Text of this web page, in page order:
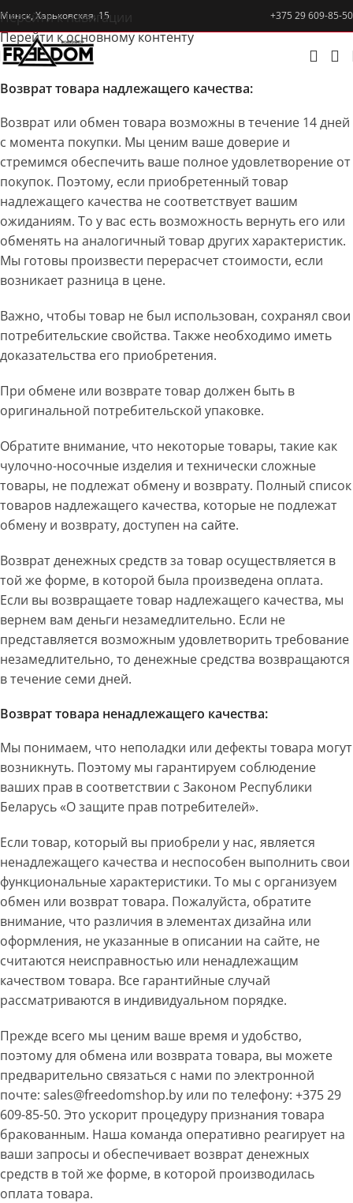
Перейти к навигации
Перейти к основному контенту
Минск, Харьковская, 15 +375 29 609-85-50
Возврат товара надлежащего качества:
Возврат или обмен товара возможны в течение 14 дней
с момента покупки. Мы ценим ваше доверие и
стремимся обеспечить ваше полное удовлетворение от
покупок. Поэтому, если приобретенный товар
надлежащего качества не соответствует вашим
ожиданиям. То у вас есть возможность вернуть его или
обменять на аналогичный товар других характеристик.
Мы готовы произвести перерасчет стоимости, если
возникает разница в цене.
Важно, чтобы товар не был использован, сохранял свои
потребительские свойства. Также необходимо иметь
доказательства его приобретения.
При обмене или возврате товар должен быть в
оригинальной потребительской упаковке.
Обратите внимание, что некоторые товары, такие как
чулочно-носочные изделия и технически сложные
товары, не подлежат обмену и возврату. Полный список
товаров надлежащего качества, которые не подлежат
обмену и возврату, доступен на сайте.
Возврат денежных средств за товар осуществляется в
той же форме, в которой была произведена оплата.
Если вы возвращаете товар надлежащего качества, мы
вернем вам деньги незамедлительно. Если не
представляется возможным удовлетворить требование
незамедлительно, то денежные средства возвращаются
в течение семи дней.
Возврат товара ненадлежащего качества:
Мы понимаем, что неполадки или дефекты товара могут
возникнуть. Поэтому мы гарантируем соблюдение
ваших прав в соответствии с Законом Республики
Беларусь «О защите прав потребителей».
Если товар, который вы приобрели у нас, является
ненадлежащего качества и неспособен выполнить свои
функциональные характеристики. То мы с организуем
обмен или возврат товара. Пожалуйста, обратите
внимание, что различия в элементах дизайна или
оформления, не указанные в описании на сайте, не
считаются неисправностью или ненадлежащим
качеством товара. Все гарантийные случай
рассматриваются в индивидуальном порядке.
Прежде всего мы ценим ваше время и удобство,
поэтому для обмена или возврата товара, вы можете
предварительно связаться с нами по электронной
почте: sales@freedomshop.by или по телефону: +375 29
609-85-50. Это ускорит процедуру признания товара
бракованным. Наша команда оперативно реагирует на
ваши запросы и обеспечивает возврат денежных
средств в той же форме, в которой производилась
оплата товара.